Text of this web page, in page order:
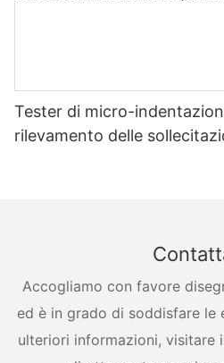
Tester di micro-
rilevamento delle
Accogliamo con favore
ed è in grado di soddisfare le
ulteriori informazioni, visitare